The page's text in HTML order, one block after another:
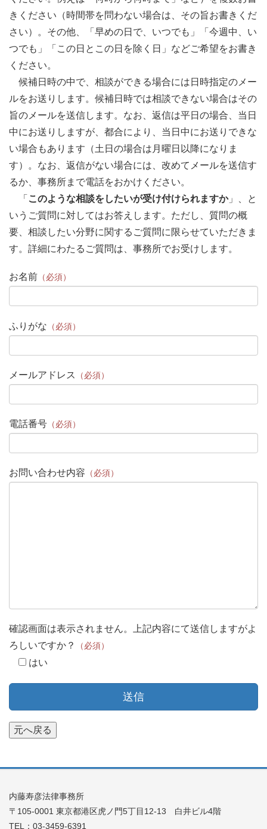
きください（時間帯を問わない場合は、その旨お書きくだ
さい）。その他、「早めの日で、いつでも」「今週中、い
つでも」「この日とこの日を除く日」などご希望をお書き
ください。
候補日時の中で、相談ができる場合には日時指定のメー
ルをお送りします。候補日時では相談できない場合はその
旨のメールを送信します。なお、返信は平日の場合、当日
中にお送りしますが、都合により、当日中にお送りできな
い場合もあります（土日の場合は月曜日以降になりま
す）。なお、返信がない場合には、改めてメールを送信す
るか、事務所まで電話をおかけください。
「 このような相談をしたいが受け付けられますか」、と
いうご質問に対してはお答えします。ただし、質問の概
要、相談したい分野に関するご質問に限らせていただきま
す。詳細にわたるご質問は、事務所でお受けします。
お名前 （必須）
ふりがな （必須）
メールアドレス （必須）
電話番号 （必須）
お問い合わせ内容 （必須）
確認画面は表示されません。上記内容にて送信しますがよ
ろしいですか？
（必須）
はい
内藤寿彦法律事務所
〒105-0001 東京都港区虎ノ門5丁目12-13 白井ビル4階
TEL：03-3459-6391